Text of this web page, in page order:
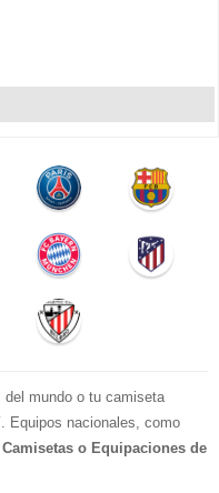
mundo o tu camiseta
Equipos nacionales, como
Camisetas o Equipaciones de